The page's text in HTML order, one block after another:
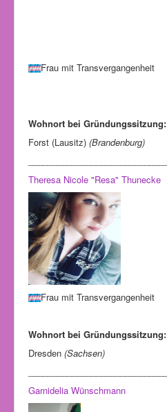
Frau mit Transvergangenheit
Wohnort bei Gründungssitzung:
Forst (Lausitz) (Brandenburg)
Theresa Nicole "Resa" Thunecke
Frau mit Transvergangenheit
Wohnort bei Gründungssitzung:
Dresden (Sachsen)
Garnidelia Wünschmann